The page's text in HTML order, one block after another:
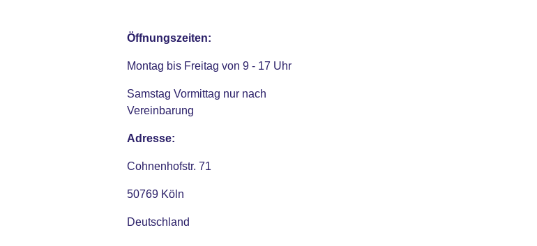
Öffnungszeiten:
Montag bis Freitag von 9 - 17 Uhr
Samstag Vormittag nur nach
Vereinbarung
Adresse:
Cohnenhofstr. 71
50769 Köln
Deutschland